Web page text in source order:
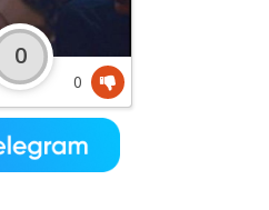
0
0